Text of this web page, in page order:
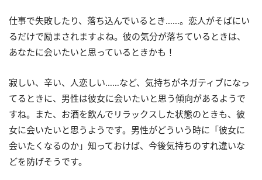
仕事で失敗したり、落ち込んでいるとき……。恋人がそばにい
るだけで励まされますよね。彼の気分が落ちているときは、
あなたに会いたいと思っているときかも！
寂しい、辛い、人恋しい……など、気持ちがネガティブになっ
てるときに、男性は彼女に会いたいと思う傾向があるようで
すね。また、お酒を飲んでリラックスした状態のときも、彼
女に会いたいと思うようです。男性がどういう時に「彼女に
会いたくなるのか」知っておけば、今後気持ちのすれ違いな
どを防げそうです。